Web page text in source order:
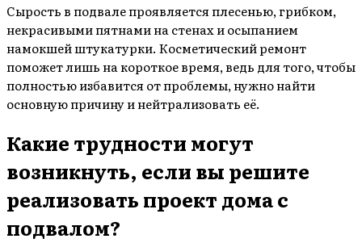
Сырость в подвале проявляется плесенью, грибком,
некрасивыми пятнами на стенах и осыпанием
намокшей штукатурки. Косметический ремонт
поможет лишь на короткое время, ведь для того, чтобы
полностью избавится от проблемы, нужно найти
основную причину и нейтрализовать её.
Какие трудности могут
возникнуть, если вы решите
реализовать проект дома с
подвалом?